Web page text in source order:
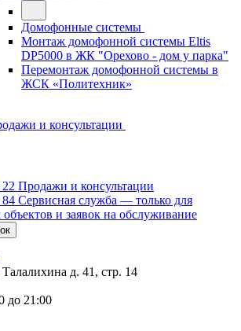
Домофонные системы
Монтаж домофонной системы Eltis
DP5000 в ЖК "Орехово - дом у парка"
Перемонтаж домофонной системы в
ЖСК «Политехник»
и консультации
Продажи и консультации
84 Сервисная служба — только для
и заявок на обслуживание
д. 41, стр. 14
до 21:00